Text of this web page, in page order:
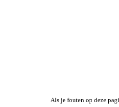
Als je fouten op deze